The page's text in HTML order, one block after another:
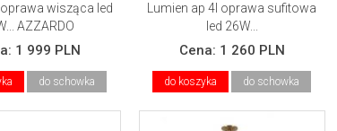
wisząca led
AZZARDO
1 999 PLN
do schowka
Lumien ap 4l oprawa sufitowa
led 26W...
Cena: 1 260 PLN
do koszyka do schowka